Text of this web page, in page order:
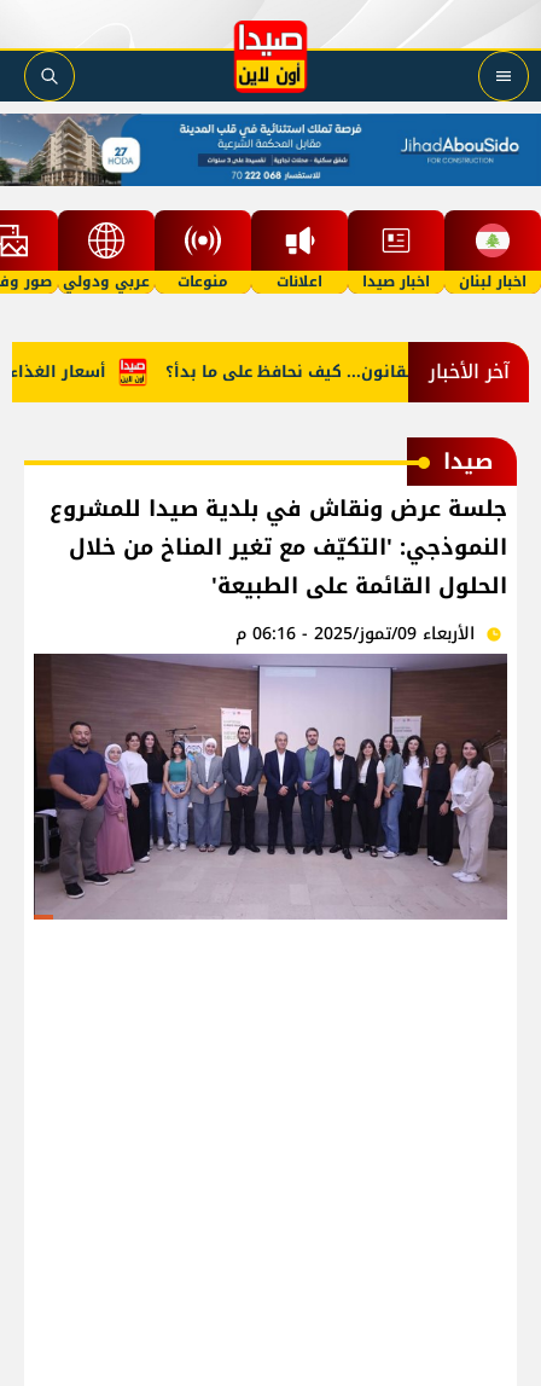
اخبار لبنان اخبار صيدا اعلانات منوعات عربي ودولي صور
آخر الأخبار أسعار الغذاء: موجة القانون... كيف نحافظ على ما بدأ؟
صيدا
جلسة عرض ونقاش في بلدية صيدا للمشروع
النموذجي: 'التكيّف مع تغير المناخ من خلال
الحلول القائمة على الطبيعة'
الأربعاء 09/تموز/2025 - 06:16 م